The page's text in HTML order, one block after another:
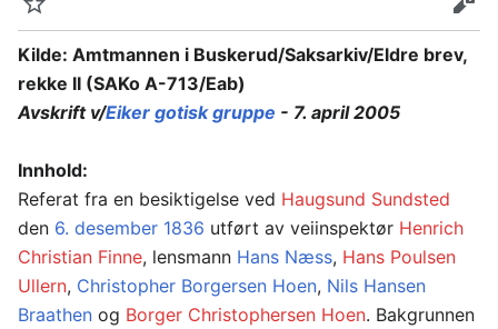
Overvåk
Rediger
Kilde: Amtmannen i Buskerud/Saksarkiv/Eldre brev,
rekke II (SAKo A-713/Eab)
Avskrift v/Eiker gotisk gruppe - 7. april 2005
Innhold:
Referat fra en besiktigelse ved Haugsund Sundsted
den 6. desember 1836 utført av veiinspektør Henrich
Christian Finne, lensmann Hans Næss, Hans Poulsen
Ullern, Christopher Borgersen Hoen, Nils Hansen
Braathen og Borger Christophersen Hoen. Bakgrunnen